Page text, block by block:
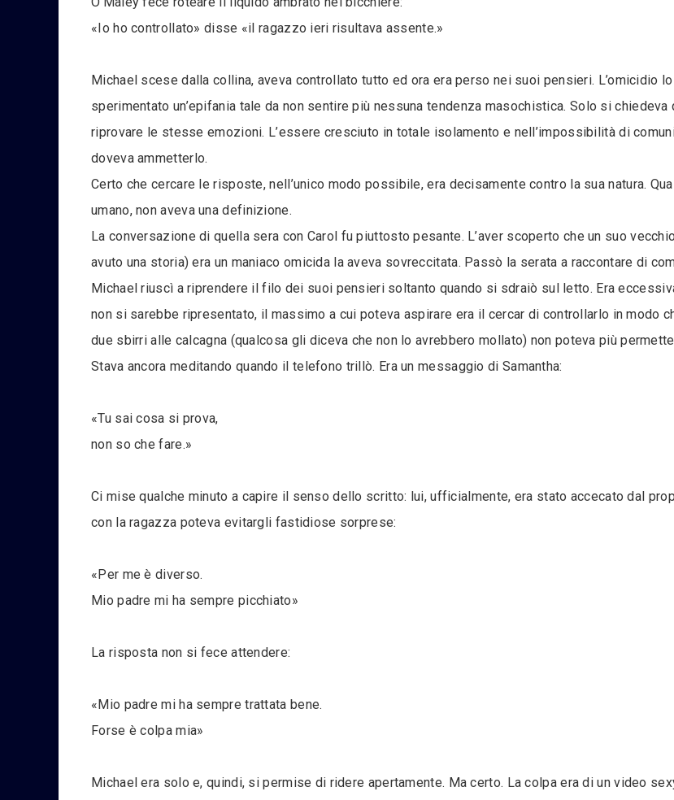
«Io ho controllato» disse «il ragazzo ieri risultava assente.»
Michael scese dalla collina, aveva controllato tutto ed ora era perso nei suoi pensieri. L’omicidio
sperimentato un’epifania tale da non sentire più nessuna tendenza masochistica. Solo si
riprovare le stesse emozioni. L’essere cresciuto in totale isolamento e nell’impossibilità di
doveva ammetterlo.
Certo che cercare le risposte, nell’unico modo possibile, era decisamente contro la sua natura.
umano, non aveva una definizione.
La conversazione di quella sera con Carol fu piuttosto pesante. L’aver scoperto che un suo
avuto una storia) era un maniaco omicida la aveva sovreccitata. Passò la serata a raccontare di
Michael riuscì a riprendere il filo dei suoi pensieri soltanto quando si sdraiò sul letto. Era
non si sarebbe ripresentato, il massimo a cui poteva aspirare era il cercar di controllarlo in modo
due sbirri alle calcagna (qualcosa gli diceva che non lo avrebbero mollato) non poteva più
Stava ancora meditando quando il telefono trillò. Era un messaggio di Samantha:
«Tu sai cosa si prova,
non so che fare.»
Ci mise qualche minuto a capire il senso dello scritto: lui, ufficialmente, era stato accecato dal
con la ragazza poteva evitargli fastidiose sorprese:
«Per me è diverso.
Mio padre mi ha sempre picchiato»
La risposta non si fece attendere:
«Mio padre mi ha sempre trattata bene.
Forse è colpa mia»
Michael era solo e, quindi, si permise di ridere apertamente. Ma certo. La colpa era di un video